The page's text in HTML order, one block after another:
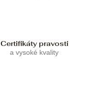
Certifikáty pravosti
a vysoké kvality